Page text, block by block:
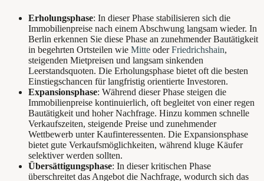
Erholungsphase: In dieser Phase stabilisieren sich die
Immobilienpreise nach einem Abschwung langsam wieder. In
Berlin erkennen Sie diese Phase an zunehmender Bautätigkeit
in begehrten Ortsteilen wie Mitte oderFriedrichshain,
steigenden Mietpreisen und langsam sinkenden
Leerstandsquoten. Die Erholungsphase bietet oft die besten
Einstiegschancen für langfristig orientierte Investoren.
Expansionsphase: Während dieser Phase steigen die
Immobilienpreise kontinuierlich, oft begleitet von einer regen
Bautätigkeit und hoher Nachfrage. Hinzu kommen schnelle
Verkaufszeiten, steigende Preise und zunehmender
Wettbewerb unter Kaufinteressenten. Die Expansionsphase
bietet gute Verkaufsmöglichkeiten, während kluge Käufer
selektiver werden sollten.
Übersättigungsphase: In dieser kritischen Phase
überschreitet das Angebot die Nachfrage, wodurch sich das